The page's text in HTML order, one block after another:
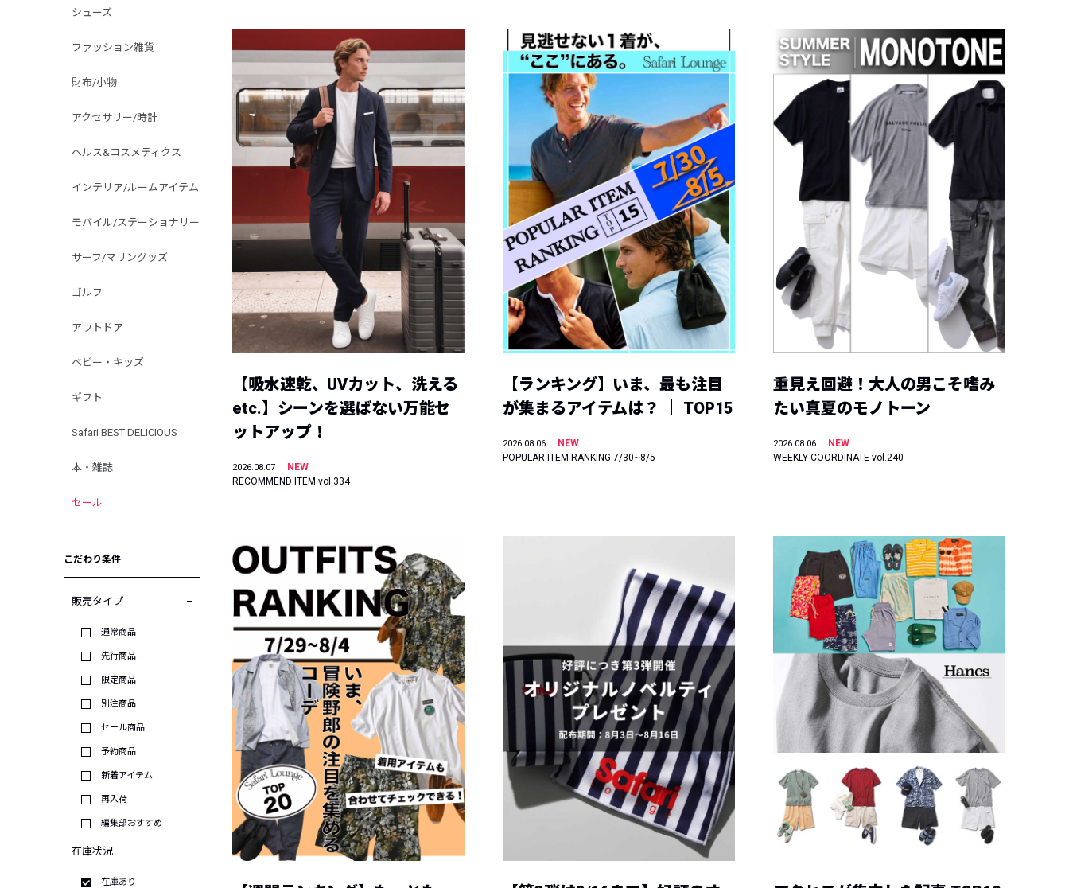
シューズ
ファッション雑貨
財布/小物
アクセサリー/時計
ヘルス&コスメティクス
インテリア/ルームアイテム
モバイル/ステーショナリー
サーフ/マリングッズ
ゴルフ
アウトドア
ベビー・キッズ
ギフト
Safari BEST DELICIOUS
本・雑誌
セール
こだわり条件
販売タイプ
通常商品
先行商品
限定商品
別注商品
セール商品
予約商品
新着アイテム
再入荷
編集部おすすめ
在庫状況
在庫あり
【吸水速乾、UVカット、洗える
etc.】シーンを選ばない万能セ
ットアップ！
2026.08.07
NEW
RECOMMEND ITEM vol.334
【ランキング】いま、最も注目
が集まるアイテムは？ ｜ TOP15
2026.08.06
NEW
POPULAR ITEM RANKING 7/30~8/5
重見え回避！大人の男こそ嗜み
たい真夏のモノトーン
2026.08.06
NEW
WEEKLY COORDINATE vol.240